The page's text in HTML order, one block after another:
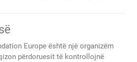
Europe është një organizëm
përdoruesit të kontrollojnë